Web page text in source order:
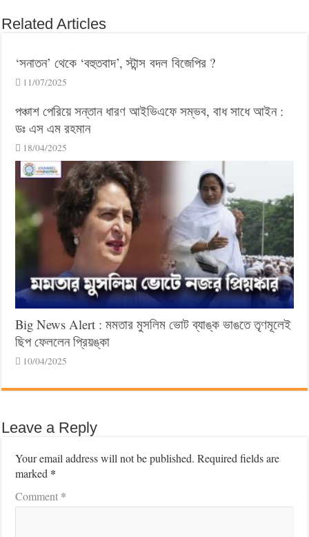
Related Articles
‘সনাতন’ থেকে ‘বহুতবাদ’, স্টান্স বদল বিজেপির ?
11/07/2025
পঞ্চাশ পেরিয়ে সন্তান ধারণ আইভিএফে সম্ভব, বাধ সাধে আইন :
ডঃ এস এম রহমান
18/04/2025
Big News Alert : মমতার মুসলিম ভোট ব্যাঙ্ক ভাঙতে তৃণমূলেই
ছিপ ফেললেন প্রিয়ঙ্কা
10/04/2025
Leave a Reply
Your email address will not be published. Required fields are
marked *
Comment *